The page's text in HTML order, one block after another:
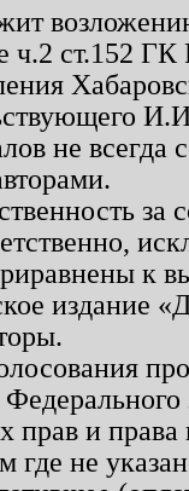
ч.2 ст.152
не
к
издание
прав и
где не